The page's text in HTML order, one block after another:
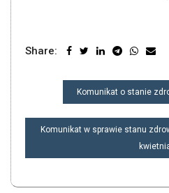
Share:
NAWIGACJA
WPISU
Komunikat o stanie
Komunikat w sprawie stanu